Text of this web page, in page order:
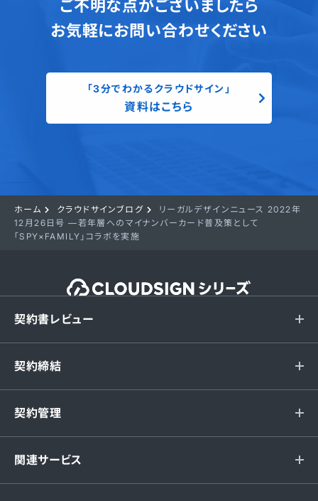
ご不明な点がございましたら
お気軽にお問い合わせください
「3分でわかるクラウドサイン」
資料はこちら
ホーム クラウドサインブログ
リーガルデザインニュース 2022年
12月26日号 —若年層へのマイナンバーカード普及策として
「SPY×FAMILY」コラボを実施
契約書レビュー
契約締結
契約管理
関連サービス